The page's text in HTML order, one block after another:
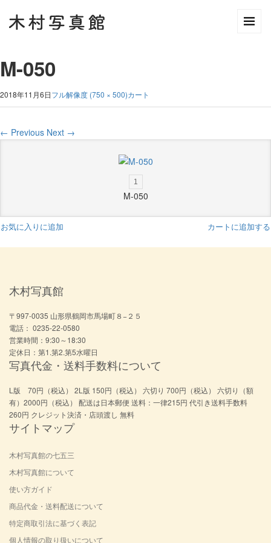
M-050
2018年11月6日フル解像度 (750 × 500)カート
← Previous Next →
1
M-050
お気に入りに追加 カートに追加する
木村写真館
〒997-0035 山形県鶴岡市馬場町８−２５
電話： 0235-22-0580
営業時間：9:30～18:30
定休日：第1.第2.第5水曜日
写真代金・送料手数料について
L版 70円（税込） 2L版 150円（税込） 六切り 700円（税込） 六切り（額
有）2000円（税込） 配送は日本郵便 送料：一律215円 代引き送料手数料
260円 クレジット決済・店頭渡し 無料
サイトマップ
木村写真館の七五三
木村写真館について
使い方ガイド
商品代金・送料配送について
特定商取引法に基づく表記
個人情報の取り扱いについて